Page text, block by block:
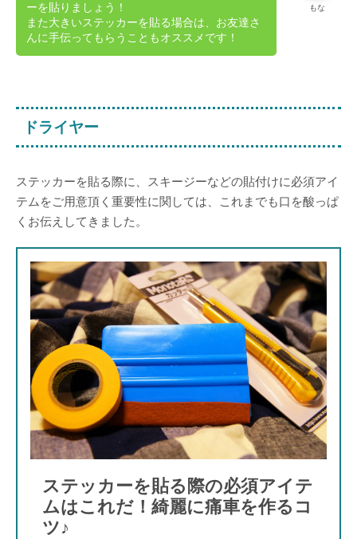
もな
ーを貼りましょう！
また大きいステッカーを貼る場合は、お友達さ
んに手伝ってもらうこともオススメです！
ドライヤー
ステッカーを貼る際に、スキージーなどの貼付けに必須アイ
テムをご用意頂く重要性に関しては、これまでも口を酸っぱ
くお伝えしてきました。
ステッカーを貼る際の必須アイテ
ムはこれだ！綺麗に痛車を作るコ
ツ♪